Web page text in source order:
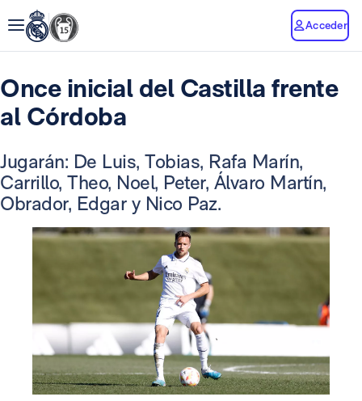
Acceder
Once inicial del Castilla frente
al Córdoba
Jugarán: De Luis, Tobias, Rafa Marín,
Carrillo, Theo, Noel, Peter, Álvaro Martín,
Obrador, Edgar y Nico Paz.